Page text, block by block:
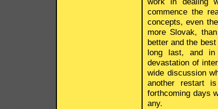
commence the
concepts, even
more Slovak,
better and the
long last, and
devastation of
wide discussion
another restart
forthcoming days
any.